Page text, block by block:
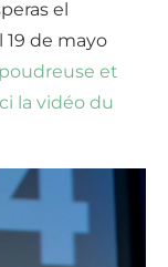
el
de mayo
et
la vidéo du